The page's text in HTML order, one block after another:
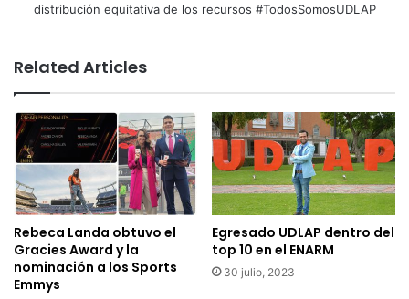
distribución equitativa de los recursos #TodosSomosUDLAP
Related Articles
Rebeca Landa obtuvo el
Gracies Award y la
nominación a los Sports
Emmys
Egresado UDLAP dentro del
top 10 en el ENARM
30 julio, 2023